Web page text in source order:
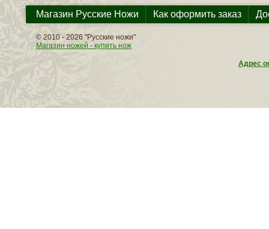
Магазин Русские Ножи Как оформить заказ
© 2010 - 2026 "Русские ножи"
Магазин ножей - купить нож
Адрес